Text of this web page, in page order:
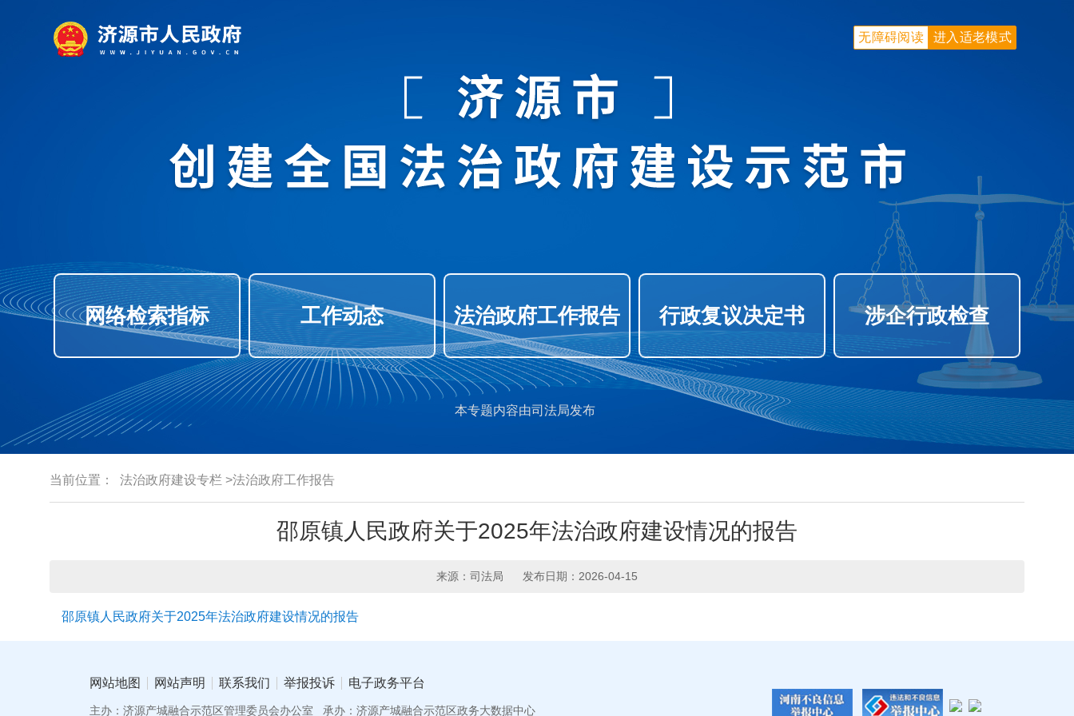
进入适老模式
无障碍阅读
网络检索指标 工作动态 法治政府工作报告 行政复议决定书 涉企行政检查
本专题内容由司法局发布
当前位置： 法治政府建设专栏 >法治政府工作报告
邵原镇人民政府关于2025年法治政府建设情况的报告​
来源：司法局 发布日期：2026-04-15
邵原镇人民政府关于2025年法治政府建设情况的报告
网站地图 网站声明 联系我们 举报投诉 电子政务平台
主办：济源产城融合示范区管理委员会办公室 承办：济源产城融合示范区政务大数据中心